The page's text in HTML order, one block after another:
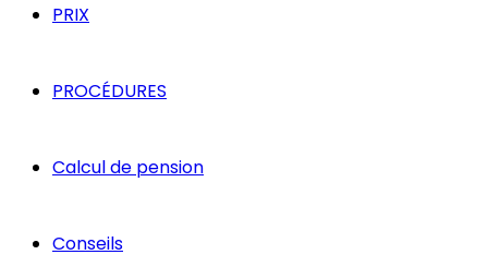
PRIX
PROCÉDURES
Calcul de pension
Conseils